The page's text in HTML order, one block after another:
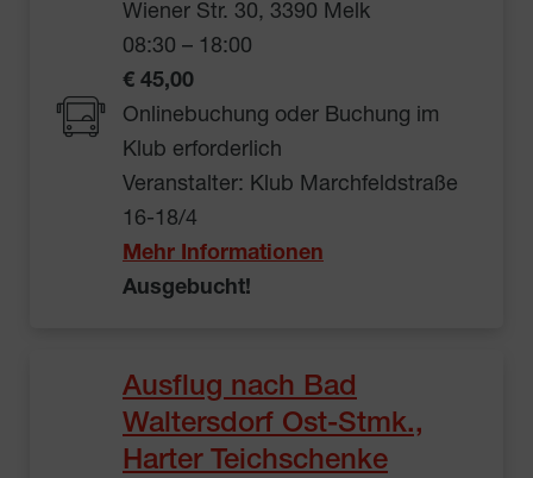
Wiener Str. 30, 3390 Melk
08:30 – 18:00
€ 45,00
Onlinebuchung oder Buchung im
Klub erforderlich
Veranstalter: Klub Marchfeldstraße
16-18/4
Mehr Informationen
Ausgebucht!
Ausflug nach Bad
Waltersdorf Ost-Stmk.,
Harter Teichschenke